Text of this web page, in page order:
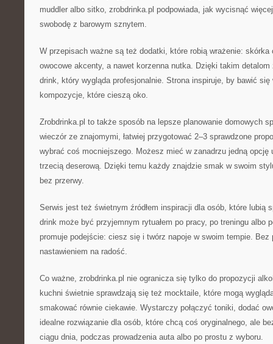
muddler albo sitko, zrobdrinka.pl podpowiada, jak wycisnąć
swobodę z barowym sznytem.
W przepisach ważne są też dodatki, które robią wrażenie: skórka
owocowe akcenty, a nawet korzenna nutka. Dzięki takim detalom
drink, który wygląda profesjonalnie. Strona inspiruje, by bawić
kompozycje, które cieszą oko.
Zrobdrinka.pl to także sposób na lepsze planowanie domowych
wieczór ze znajomymi, łatwiej przygotować 2–3 sprawdzone
wybrać coś mocniejszego. Możesz mieć w zanadrzu jedną opcję
trzecią deserową. Dzięki temu każdy znajdzie smak w swoim
bez przerwy.
Serwis jest też świetnym źródłem inspiracji dla osób, które lubią
drink może być przyjemnym rytuałem po pracy, po treningu albo
promuje podejście: ciesz się i twórz napoje w swoim tempie. Bez
nastawieniem na radość.
Co ważne, zrobdrinka.pl nie ogranicza się tylko do propozycji
kuchni świetnie sprawdzają się też mocktaile, które mogą
smakować równie ciekawie. Wystarczy połączyć toniki, dodać
idealne rozwiązanie dla osób, które chcą coś oryginalnego, ale
ciągu dnia, podczas prowadzenia auta albo po prostu z wyboru.